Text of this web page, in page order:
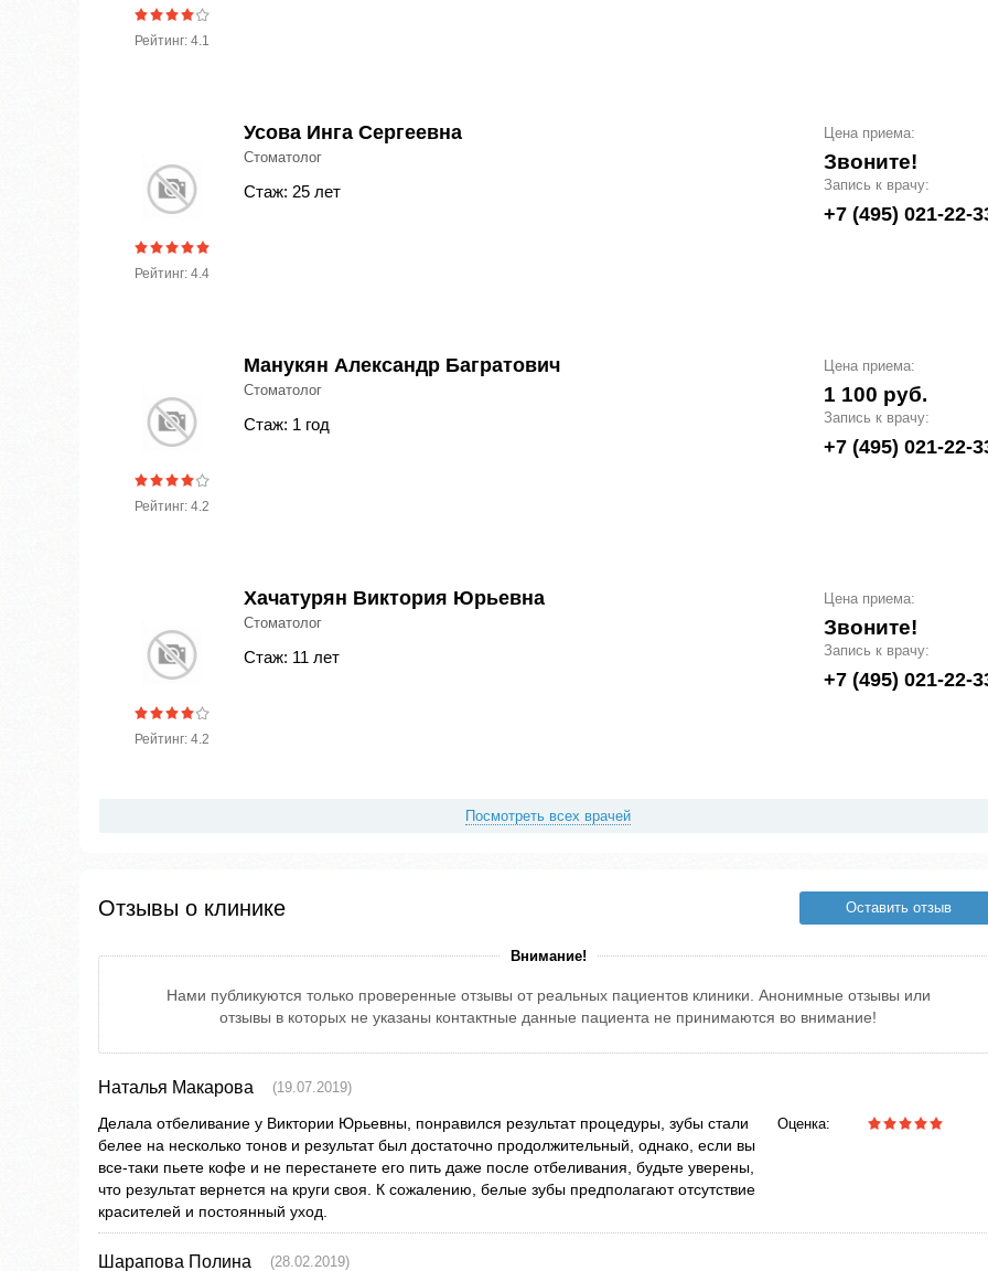
Рейтинг: 4.1
Рейтинг: 4.4
Усова Инга Сергеевна
Стоматолог
Стаж: 25 лет
Цена приема:
Звоните!
Запись к врачу:
+7 (495) 021-22-
Рейтинг: 4.2
Манукян Александр Багратович
Стоматолог
Стаж: 1 год
Цена приема:
1 100 руб.
Запись к врачу:
+7 (495) 021-22-
Рейтинг: 4.2
Хачатурян Виктория Юрьевна
Стоматолог
Стаж: 11 лет
Цена приема:
Звоните!
Запись к врачу:
+7 (495) 021-22-
Посмотреть всех врачей
Отзывы о клинике Оставить отзыв
Внимание!
Нами публикуются только проверенные отзывы от реальных пациентов клиники. Анонимные отзывы или
отзывы в которых не указаны контактные данные пациента не принимаются во внимание!
Наталья Макарова (19.07.2019)
Делала отбеливание у Виктории Юрьевны, понравился результат процедуры, зубы стали
белее на несколько тонов и результат был достаточно продолжительный, однако, если вы
все-таки пьете кофе и не перестанете его пить даже после отбеливания, будьте уверены,
что результат вернется на круги своя. К сожалению, белые зубы предполагают отсутствие
красителей и постоянный уход.
Оценка:
Шарапова Полина (28.02.2019)